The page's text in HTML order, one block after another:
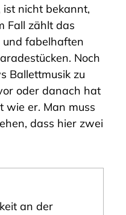
ist nicht bekannt,
Fall zählt das
und fabelhaften
Noch
Ballettmusik zu
oder danach hat
wie er. Man muss
dass hier zwei
an der